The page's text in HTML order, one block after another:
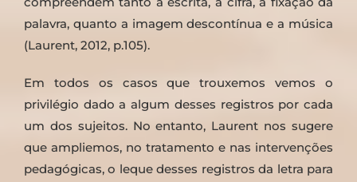
palavra, quanto a imagem descontínua e a música
(Laurent, 2012, p.105).
Em todos os casos que trouxemos vemos o
privilégio dado a algum desses registros por cada
um dos sujeitos. No entanto, Laurent nos sugere
que ampliemos, no tratamento e nas intervenções
pedagógicas, o leque desses registros da letra para